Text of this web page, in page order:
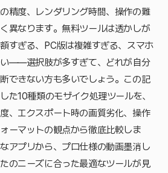
精度、レンダリング時間、操作の難
異なります。無料ツールは透かしが
すぎる、PC版は複雑すぎる、スマホ
――選択肢が多すぎて、どれが自分
できない方も多いでしょう。この記
た10種類のモザイク処理ツールを、
、エクスポート時の画質劣化、操作
ーマットの観点から徹底比較しま
アプリから、プロ仕様の動画墨消し
のニーズに合った最適なツールが見